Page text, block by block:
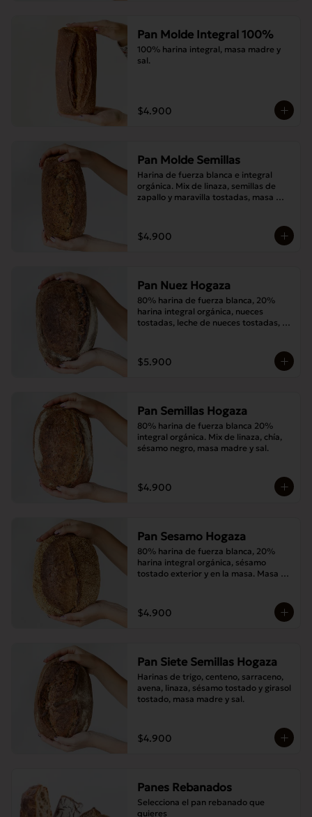
Pan Molde Integral 100%
100% harina integral, masa madre y
sal.
$4.900
Pan Molde Semillas
Harina de fuerza blanca e integral
orgánica. Mix de linaza, semillas de
zapallo y maravilla tostadas, masa
$4.900
Pan Nuez Hogaza
80% harina de fuerza blanca, 20%
harina integral orgánica, nueces
tostadas, leche de nueces tostadas,
$5.900
Pan Semillas Hogaza
80% harina de fuerza blanca 20%
integral orgánica. Mix de linaza, chía,
sésamo negro, masa madre y sal.
$4.900
Pan Sesamo Hogaza
80% harina de fuerza blanca, 20%
harina integral orgánica, sésamo
tostado exterior y en la masa. Masa
$4.900
Pan Siete Semillas Hogaza
Harinas de trigo, centeno, sarraceno,
avena, linaza, sésamo tostado y girasol
tostado, masa madre y sal.
$4.900
Panes Rebanados
Selecciona el pan rebanado que
quieres